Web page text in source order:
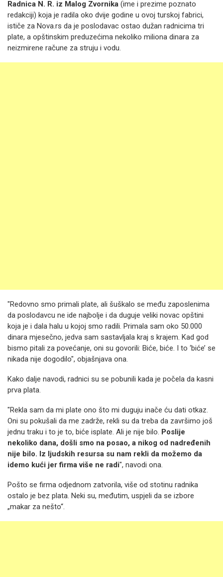
Radnica N. R. iz Malog Zvornika (ime i prezime poznato
redakciji) koja je radila oko dvije godine u ovoj turskoj fabrici,
ističe za Nova.rs da je poslodavac ostao dužan radnicima tri
plate, a opštinskim preduzećima nekoliko miliona dinara za
neizmirene račune za struju i vodu.
"Redovno smo primali plate, ali šuškalo se među zaposlenima
da poslodavcu ne ide najbolje i da duguje veliki novac opštini
koja je i dala halu u kojoj smo radili. Primala sam oko 50.000
dinara mjesečno, jedva sam sastavljala kraj s krajem. Kad god
bismo pitali za povećanje, oni su govorili: Biće, biće. I to ‘biće’ se
nikada nije dogodilo", objašnjava ona.
Kako dalje navodi, radnici su se pobunili kada je počela da kasni
prva plata.
"Rekla sam da mi plate ono što mi duguju inače ću dati otkaz.
Oni su pokušali da me zadrže, rekli su da treba da završimo još
jednu traku i to je to, biće isplate. Ali je nije bilo. Poslije
nekoliko dana, došli smo na posao, a nikog od nadređenih
nije bilo. Iz ljudskih resursa su nam rekli da možemo da
idemo kući jer firma više ne radi", navodi ona.
Pošto se firma odjednom zatvorila, više od stotinu radnika
ostalo je bez plata. Neki su, međutim, uspjeli da se izbore
„makar za nešto“.